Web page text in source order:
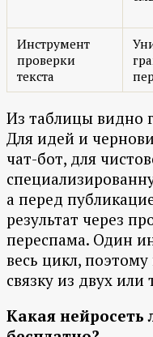
Инструмент
проверки
текста
Из таблицы видно
Для идей и
чат-бот, для
а перед
результат через
переспама. Один
весь цикл,
связку из двух или
Какая нейросеть